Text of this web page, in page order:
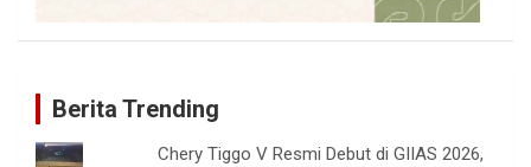
Berita Trending
Chery Tiggo V Resmi Debut di GIIAS 2026,